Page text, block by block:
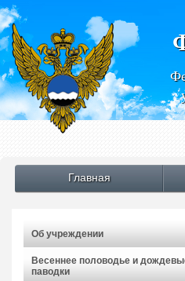
Главная
Об учреждении
Весеннее половодье и
паводки